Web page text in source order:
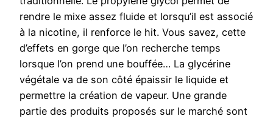
rendre le mixe assez fluide et lorsqu’il est associé
à la nicotine, il renforce le hit. Vous savez, cette
d’effets en gorge que l’on recherche temps
lorsque l’on prend une bouffée… La glycérine
végétale va de son côté épaissir le liquide et
permettre la création de vapeur. Une grande
partie des produits proposés sur le marché sont